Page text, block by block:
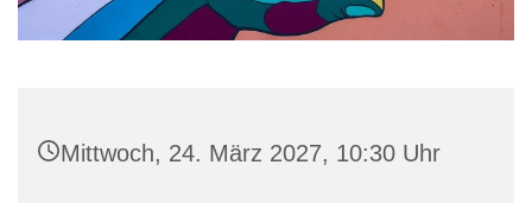
Mittwoch, 24. März 2027, 10:30 Uhr